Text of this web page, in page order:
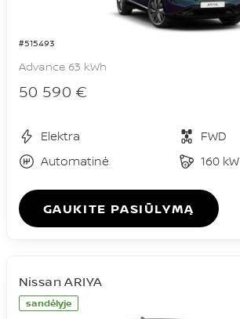
#515493
Advance 63 kWh
50 590 €
Elektra
FWD
Automatinė
160 kW
GAUKITE PASIŪLYMĄ
sandėlyje
Nissan ARIYA